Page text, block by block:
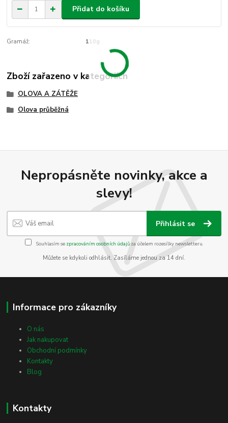
Přidat do košíku
Gramáž: 110g
Zboží zařazeno v kategoriích
OLOVA A ZÁTĚŽE
Olova průběžná
Nepropásněte novinky, akce a
slevy!
Přihlásit se
Souhlasím se zpracováním osobních údajůza účelem rozesílky newsletteru.
Můžete se kdykoli odhlásit. Zasíláme jednou za 14 dní.
Informace pro zákazníky
O nás
Jak nakupovat
Obchodní podmínky
Kontakty
Blog
Kontakty